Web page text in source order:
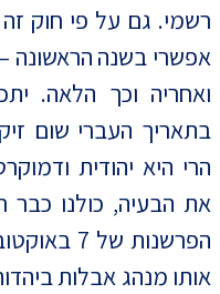
רשמי. גם על פי חוק
אפשרי בשנה הראשונה
ואחריה וכך הלאה.
בתאריך העברי שום
הרי היא יהודית
את הבעיה, כולנו כבר
הפרשנות
אותו מנהג אבלות